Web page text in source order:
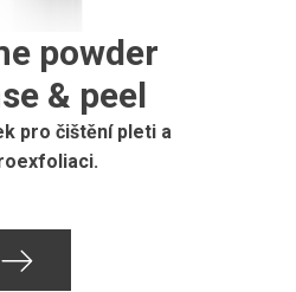
powder
& peel
pro čištění pleti a